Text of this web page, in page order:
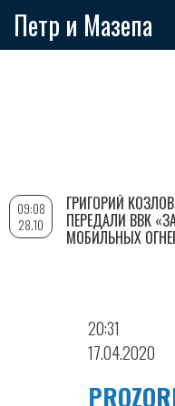
Петр и Мазепа
20:31
17.04.2020
09:08
28.10
ГРИГОРИЙ
ПЕРЕДАЛИ ВВК
МОБИЛЬНЫХ